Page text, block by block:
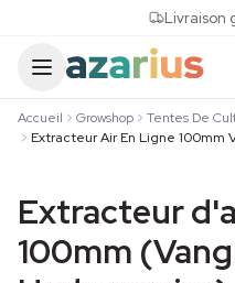
Livraison
Accueil Growshop Tentes De
Extracteur Air En Ligne 100mm
Extracteur
100mm